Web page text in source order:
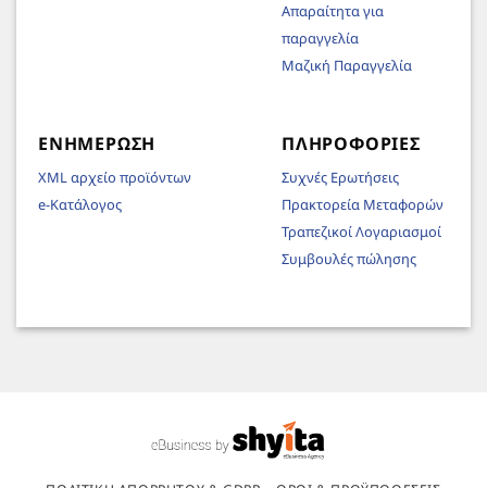
Απαραίτητα για
παραγγελία
Μαζική Παραγγελία
ΕΝΗΜΈΡΩΣΗ
XML αρχείο προϊόντων
e-Κατάλογος
ΠΛΗΡΟΦΟΡΊΕΣ
Συχνές Ερωτήσεις
Πρακτορεία Μεταφορών
Τραπεζικοί Λογαριασμοί
Συμβουλές πώλησης